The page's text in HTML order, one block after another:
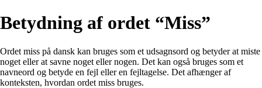
Betydning af ordet “Miss”
Ordet miss på dansk kan bruges som et udsagnsord og betyder at miste
noget eller at savne noget eller nogen. Det kan også bruges som et
navneord og betyde en fejl eller en fejltagelse. Det afhænger af
konteksten, hvordan ordet miss bruges.